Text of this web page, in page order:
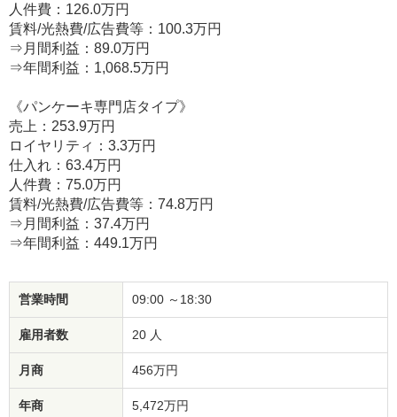
人件費：126.0万円
賃料/光熱費/広告費等：100.3万円
⇒月間利益：89.0万円
⇒年間利益：1,068.5万円
《パンケーキ専門店タイプ》
売上：253.9万円
ロイヤリティ：3.3万円
仕入れ：63.4万円
人件費：75.0万円
賃料/光熱費/広告費等：74.8万円
⇒月間利益：37.4万円
⇒年間利益：449.1万円
営業時間 09:00 ～18:30
雇用者数 20 人
月商 456万円
年商 5,472万円